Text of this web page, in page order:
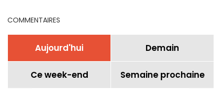
COMMENTAIRES
Aujourd'hui Demain
Ce week-end Semaine prochaine